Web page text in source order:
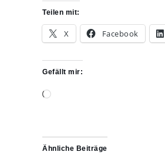
Teilen mit:
X Facebook
Gefällt mir:
Wird
Ähnliche Beiträge